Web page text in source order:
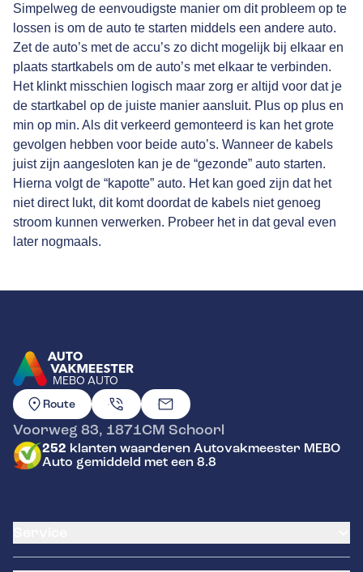
Simpelweg de eenvoudigste manier om dit probleem op te
lossen is om de auto te starten middels een andere auto.
Zet de auto’s met de accu’s zo dicht mogelijk bij elkaar en
plaats startkabels om de auto’s met elkaar te verbinden.
Het klinkt misschien logisch maar zorg er altijd voor dat je
de startkabel op de juiste manier aansluit. Plus op plus en
min op min. Als dit verkeerd gemonteerd is kan het grote
gevolgen hebben voor beide auto’s. Wanneer de kabels
juist zijn aangesloten kan je de “gezonde” auto starten.
Hierna volgt de “kapotte” auto. Het kan goed zijn dat het
niet direct lukt, dit komt doordat de kabels niet genoeg
stroom kunnen verwerken. Probeer het in dat geval even
later nogmaals.
MEBO AUTO
GA NAAR DE HOMEPAGINA
Route
Voorweg 83, 1871CM Schoorl
252 klanten waarderen Autovakmeester MEBO
Auto gemiddeld met een 8.8